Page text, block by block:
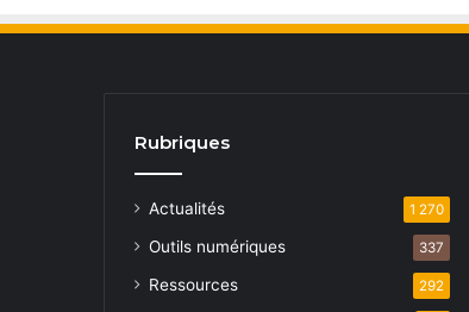
Rubriques
Actualités 1 270
Outils numériques 337
Ressources 292